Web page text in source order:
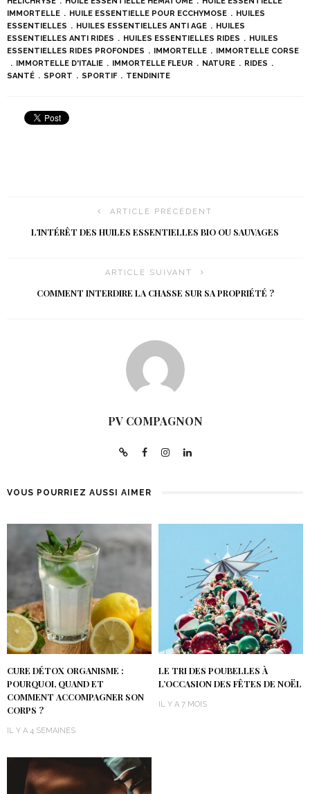
IMMORTELLE
HUILE ESSENTIELLE POUR ECCHYMOSE
HUILES
ESSENTIELLES
HUILES ESSENTIELLES ANTI AGE
HUILES
ESSENTIELLES ANTI RIDES
HUILES ESSENTIELLES RIDES
HUILES
ESSENTIELLES RIDES PROFONDES
IMMORTELLE
IMMORTELLE CORSE
IMMORTELLE D'ITALIE
IMMORTELLE FLEUR NATURE
RIDES
SANTÉ
SPORT SPORTIF TENDINITE
ARTICLE PRÉCÉDENT
L’INTÉRÊT DES HUILES ESSENTIELLES BIO OU SAUVAGES
ARTICLE SUIVANT
COMMENT INTERDIRE LA CHASSE SUR SA PROPRIÉTÉ ?
PV COMPAGNON
VOUS POURRIEZ AUSSI AIMER
CURE DÉTOX ORGANISME :
POURQUOI, QUAND ET
COMMENT ACCOMPAGNER SON
CORPS ?
IL Y A 4 SEMAINES
LE TRI DES POUBELLES À
L’OCCASION DES FÊTES DE NOËL
IL Y A 7 MOIS